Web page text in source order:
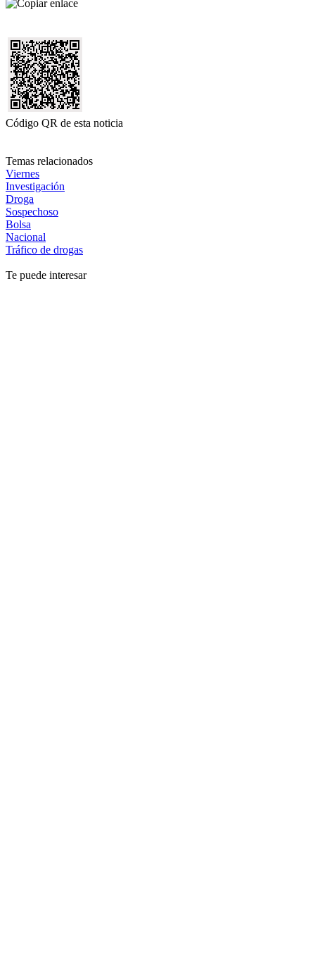
Código QR de esta noticia
Temas relacionados
Viernes
Investigación
Droga
Sospechoso
Bolsa
Nacional
Tráfico de drogas
Te puede interesar